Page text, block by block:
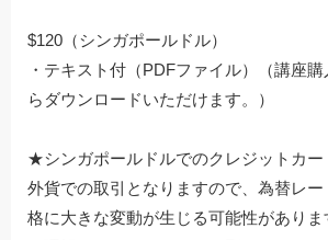
$120（シンガポールドル）
・テキスト付（PDFファイル）（講座
らダウンロードいただけます。）
★シンガポールドルでのクレジットカー
外貨での取引となりますので、為替レ
格に大きな変動が生じる可能性がありま